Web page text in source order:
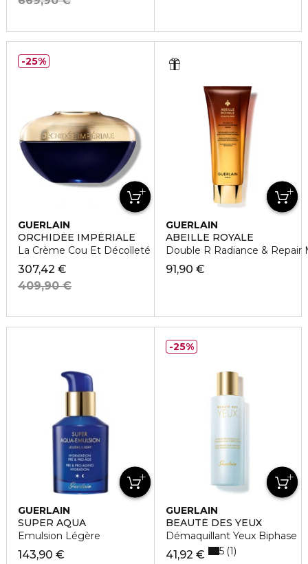
GUERLAIN
ORCHIDÉE IMPÉRIALE
La Crème Cou Et Décolleté
307,42 €
409,90 €
25%
GUERLAIN
ABEILLE ROYALE
Double R Radiance & Repair
91,90 €
GUERLAIN
SUPER AQUA
Emulsion Légère
143,90 €
GUERLAIN
BEAUTÉ DES YEUX
Démaquillant Yeux Biphase
41,92 €
5 1
25%